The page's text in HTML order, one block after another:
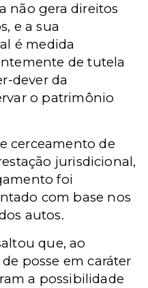
não gera direitos
e a sua
é medida
de tutela
dever da
o patrimônio
cerceamento de
jurisdicional,
foi
com base nos
autos.
que, ao
posse em caráter
a possibilidade